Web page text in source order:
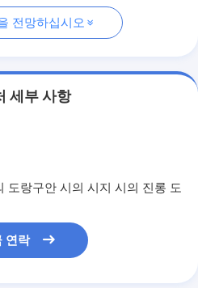
전망하십시오
세부 사항
도랑구안 시의 시지 시의 진롱 도
연락